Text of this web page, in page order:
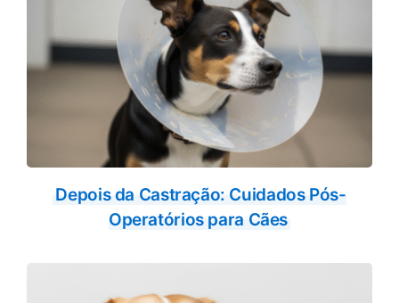
Depois da Castração: Cuidados Pós-
Operatórios para Cães